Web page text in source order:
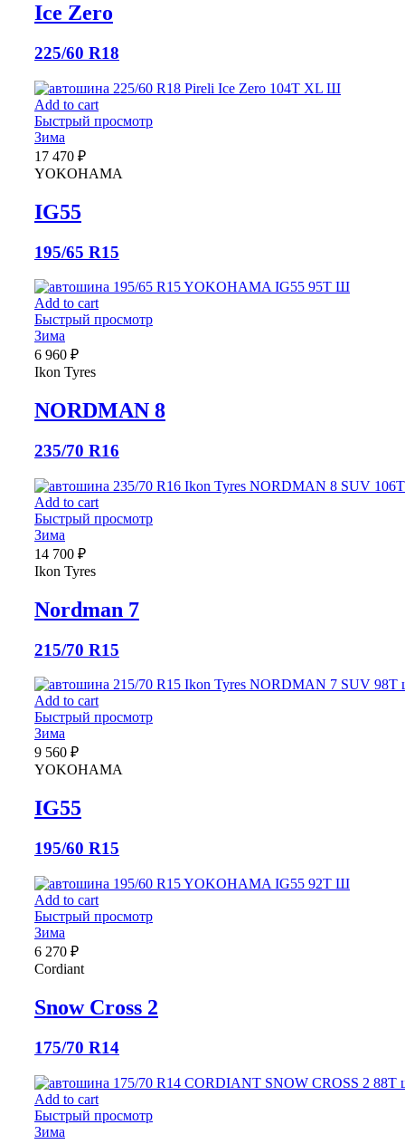
Ice Zero
225/60 R18
Add to cart
Быстрый просмотр
Зима
17 470 ₽
YOKOHAMA
IG55
195/65 R15
Add to cart
Быстрый просмотр
Зима
6 960 ₽
Ikon Tyres
NORDMAN 8
235/70 R16
Add to cart
Быстрый просмотр
Зима
14 700 ₽
Ikon Tyres
Nordman 7
215/70 R15
Add to cart
Быстрый просмотр
Зима
9 560 ₽
YOKOHAMA
IG55
195/60 R15
Add to cart
Быстрый просмотр
Зима
6 270 ₽
Cordiant
Snow Cross 2
175/70 R14
Add to cart
Быстрый просмотр
Зима